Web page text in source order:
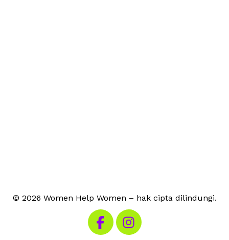
© 2026 Women Help Women – hak cipta dilindungi.
Kunjungi Facebook kami
Kunjungi Instagram kami